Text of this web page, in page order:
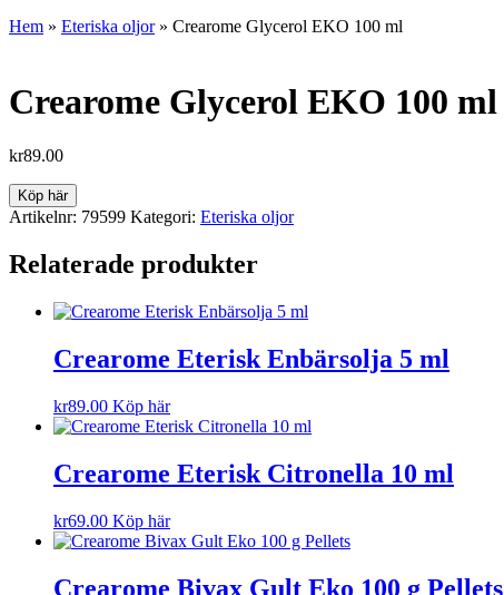
Hem » Eteriska oljor » Crearome Glycerol EKO 100 ml
Crearome Glycerol EKO 100 ml
kr89.00
Köp här
Artikelnr: 79599 Kategori: Eteriska oljor
Relaterade produkter
Crearome Eterisk Enbärsolja 5 ml
kr89.00 Köp här
Crearome Eterisk Citronella 10 ml
kr69.00 Köp här
Crearome Bivax Gult Eko 100 g Pellets